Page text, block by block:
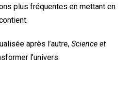
plus fréquentes en mettant en
après l’autre, Science et
l’univers.